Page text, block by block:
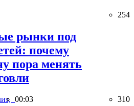
254
рынки под
почему
пора менять
00:03 310